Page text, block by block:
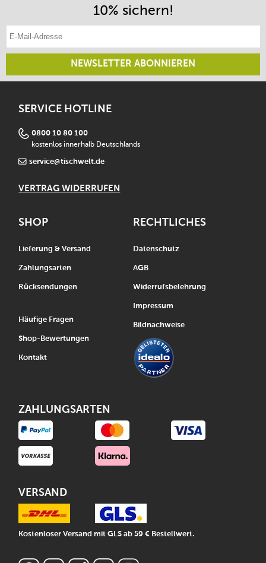
10% sichern!
NEWSLETTER ABONNIEREN
SERVICE HOTLINE
0800 10 80 100
kostenlos innerhalb Deutschlands
service@tischwelt.de
VERTRAG WIDERRUFEN
SHOP
Lieferung & Versand
Zahlungsarten
Rücksendungen
Häufige Fragen
Shop-Bewertungen
Kontakt
RECHTLICHES
Datenschutz
AGB
Widerrufsbelehrung
Impressum
Bildnachweise
ZAHLUNGSARTEN
VERSAND
Kostenloser Versand mit GLS ab 59 € Bestellwert.